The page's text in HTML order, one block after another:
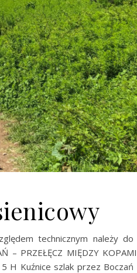
technicznym należy do
PRZEŁĘCZ MIĘDZY
5 H Kuźnice szlak przez